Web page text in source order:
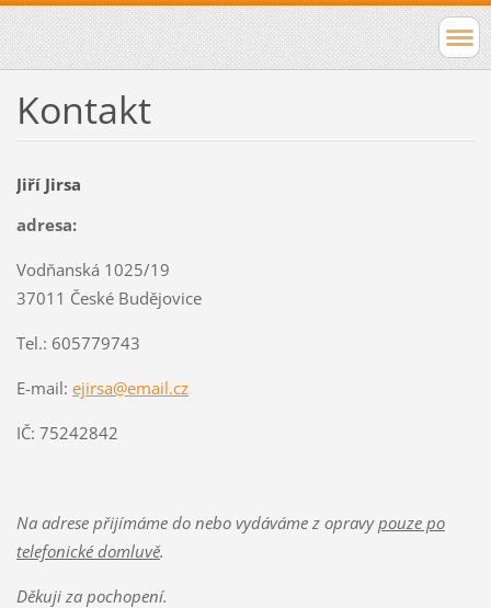
Kontakt
Jiří Jirsa
adresa:
Vodňanská 1025/19
37011 České Budějovice
Tel.: 605779743
E-mail: ejirsa@email.cz
IČ: 75242842
Na adrese přijímáme do nebo vydáváme z opravypouze po
telefonické domluvě.
Děkuji za pochopení.